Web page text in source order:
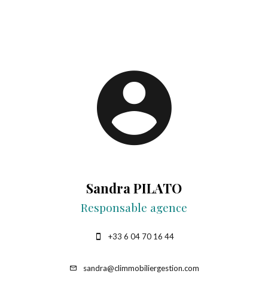
Sandra PILATO
Responsable agence
+33 6 04 70 16 44
sandra@climmobiliergestion.com